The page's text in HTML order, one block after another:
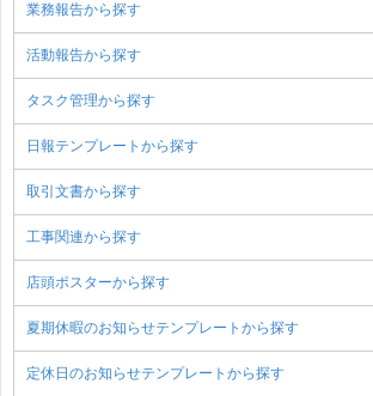
業務報告から探す
活動報告から探す
タスク管理から探す
日報テンプレートから探す
取引文書から探す
工事関連から探す
店頭ポスターから探す
夏期休暇のお知らせテンプレートから探す
定休日のお知らせテンプレートから探す